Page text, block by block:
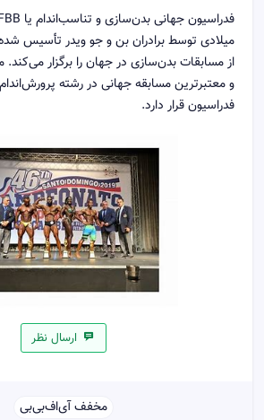
میلادی توسط برادران بن و جو ویدر تأسیس
از مسابقات بدن‌سازی در جهان را برگزار می‌کند.
و معتبرترین مسابقه جهانی در رشته
فدراسیون قرار دارد.
ارسال نظر
مخفف آی‌اف‌بی‌بی‌‌